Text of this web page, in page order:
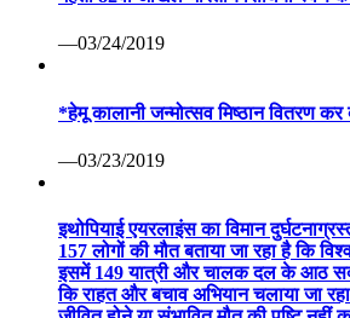
—03/24/2019
*हेमू कालानी जन्मोत्सव मिष्ठान वितरण कर
—03/23/2019
इथोपियाई एयरलाइंस का विमान
157 लोगों की मौत बताया जा रहा है कि
इसमें 149 यात्री और चालक दल के आठ
कि राहत और बचाव अभियान चलाया जा